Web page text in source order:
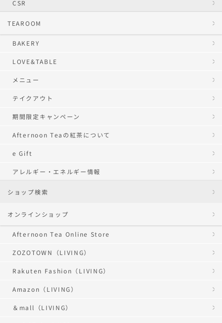
CSR
TEAROOM
BAKERY
LOVE&TABLE
メニュー
テイクアウト
期間限定キャンペーン
Afternoon Teaの紅茶について
e Gift
アレルギー・エネルギー情報
ショップ検索
オンラインショップ
Afternoon Tea Online Store
ZOZOTOWN（LIVING）
Rakuten Fashion（LIVING）
Amazon（LIVING）
＆mall（LIVING）